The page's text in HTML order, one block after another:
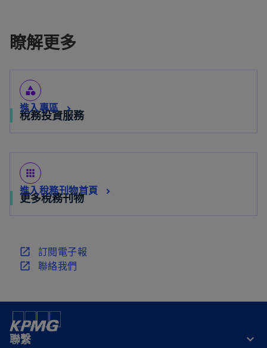
瞭解更多
category
稅務投資服務
進入專區
apps
更多稅務刊物
進入稅務刊物首頁
訂閱電子報
在
新
中
開
聯絡我們
在
籤
中
聯繫